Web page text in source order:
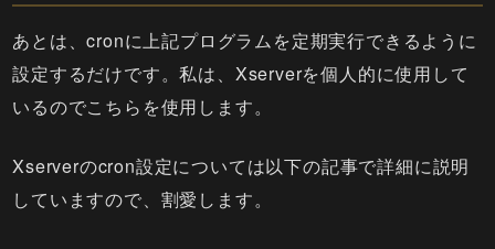
あとは、cronに上記プログラムを定期実行できるように
設定するだけです。私は、Xserverを個人的に使用して
いるのでこちらを使用します。
Xserverのcron設定については以下の記事で詳細に説明
していますので、割愛します。